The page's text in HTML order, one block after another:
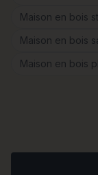
Maison en bois
Maison en bois
Maison en bois